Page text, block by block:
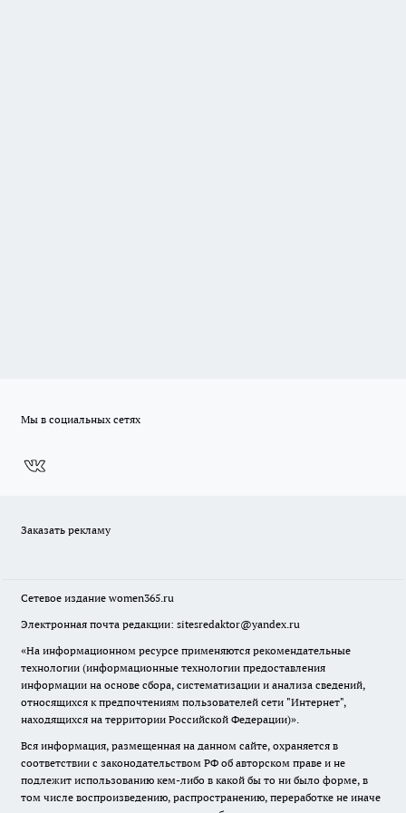
Мы в социальных сетях
Заказать рекламу
Сетевое издание women365.ru
Электронная почта редакции: sitesredaktor@yandex.ru
«На информационном ресурсе применяются рекомендательные
технологии (информационные технологии предоставления
информации на основе сбора, систематизации и анализа сведений,
относящихся к предпочтениям пользователей сети "Интернет",
находящихся на территории Российской Федерации)».
Вся информация, размещенная на данном сайте, охраняется в
соответствии с законодательством РФ об авторском праве и не
подлежит использованию кем-либо в какой бы то ни было форме, в
том числе воспроизведению, распространению, переработке не иначе